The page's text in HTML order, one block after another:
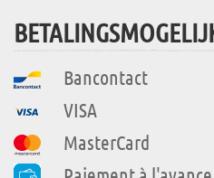
Bancontact
VISA
MasterCard